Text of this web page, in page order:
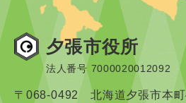
夕張市役所
法人番号 7000020012092
〒068-0492 北海道夕張市本町